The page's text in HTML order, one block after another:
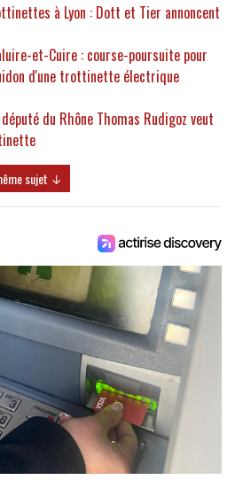
à Lyon : Dott et Tier annoncent
et-Cuire : course-poursuite pour
d'une trottinette électrique
député du Rhône Thomas Rudigoz veut
sujet ↓